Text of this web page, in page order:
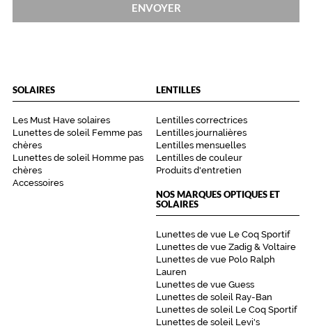
ENVOYER
SOLAIRES
Les Must Have solaires
Lunettes de soleil Femme pas
chères
Lunettes de soleil Homme pas
chères
Accessoires
LENTILLES
Lentilles correctrices
Lentilles journalières
Lentilles mensuelles
Lentilles de couleur
Produits d'entretien
NOS MARQUES OPTIQUES ET
SOLAIRES
Lunettes de vue Le Coq Sportif
Lunettes de vue Zadig & Voltaire
Lunettes de vue Polo Ralph
Lauren
Lunettes de vue Guess
Lunettes de soleil Ray-Ban
Lunettes de soleil Le Coq Sportif
Lunettes de soleil Levi's